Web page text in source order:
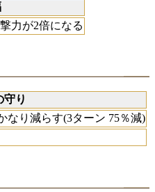
力が2倍になる
守り
なり減らす(3ターン 75％減)